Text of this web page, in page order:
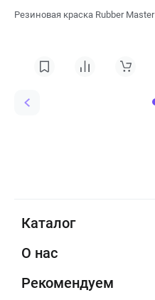
Резиновая краска Rubber Master
Каталог
О нас
Рекомендуем